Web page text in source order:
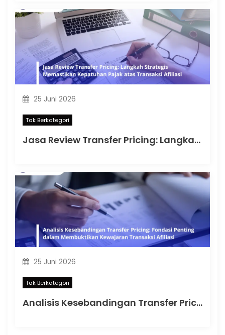
25 Juni 2026
Tak Berkategori
Jasa Review Transfer Pricing: Langkah Strategis Memastikan Kepatuhan Pajak atas Transaksi Afiliasi
25 Juni 2026
Tak Berkategori
Analisis Kesebandingan Transfer Pricing: Fondasi Penting dalam Membuktikan Kewajaran Transaksi Afiliasi